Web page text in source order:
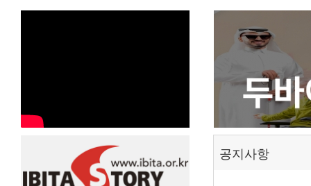
공지사항